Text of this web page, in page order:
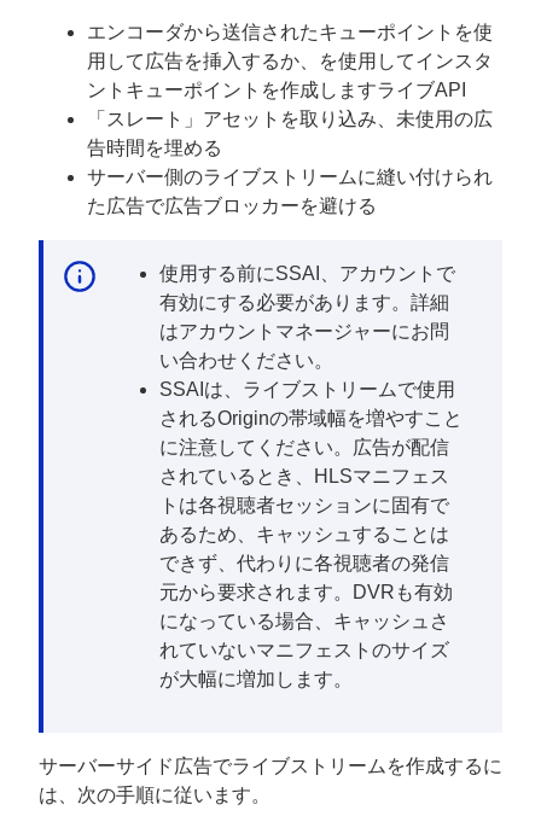
エンコーダから送信されたキューポイントを使
用して広告を挿入するか、を使用してインスタ
ントキューポイントを作成しますライブAPI
「スレート」アセットを取り込み、未使用の広
告時間を埋める
サーバー側のライブストリームに縫い付けられ
た広告で広告ブロッカーを避ける
使用する前にSSAI
、アカウントで
有効にする必要があります。詳細
はアカウントマネージャーにお問
い合わせください。
SSAIは、ライブストリームで使用
されるOriginの帯域幅を増やすこと
に注意してください。広告が配信
されているとき、HLSマニフェス
トは各視聴者セッションに固有で
あるため、キャッシュすることは
できず、代わりに各視聴者の発信
元から要求されます。DVRも有効
になっている場合、キャッシュさ
れていないマニフェストのサイズ
が大幅に増加します。
サーバーサイド広告でライブストリームを作成するに
は、次の手順に従います。